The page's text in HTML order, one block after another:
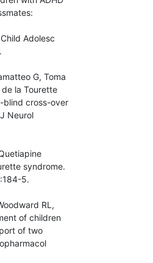
Adolesc
G, Toma
de la Tourette
blind cross-over
Neurol
syndrome.
5.
RL,
of children
of two